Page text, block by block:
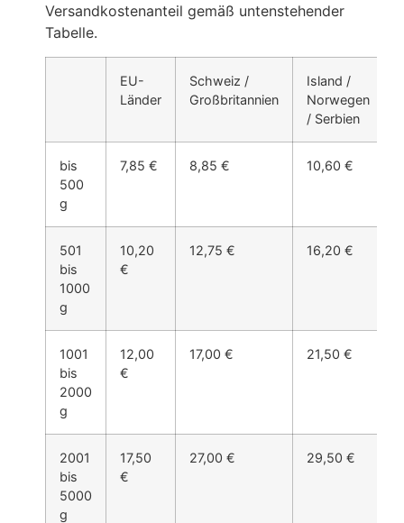
Versandkostenanteil gemäß untenstehender
Tabelle.
EU-
Länder
Schweiz /
Großbritannien
Island /
Norwegen
/ Serbien
bis
500
g
7,85 € 8,85 € 10,60 €
501
bis
1000
g
10,20
€
12,75 € 16,20 €
1001
bis
2000
g
12,00
€
17,00 € 21,50 €
2001
bis
5000
g
17,50
€
27,00 € 29,50 €